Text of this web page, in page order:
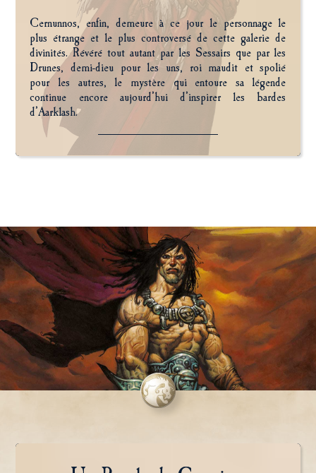
Cernunnos, enfin, demeure à ce jour le personnage le
plus étrange et le plus controversé de cette galerie de
divinités. Révéré tout autant par les Sessairs que par les
Drunes, demi-dieu pour les uns, roi maudit et spolié
pour les autres, le mystère qui entoure sa légende
continue encore aujourd’hui d’inspirer les bardes
d’Aarklash.